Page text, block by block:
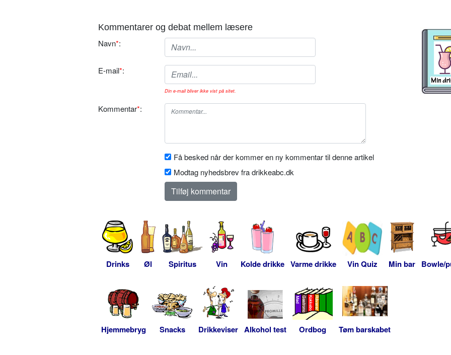
Kommentarer og debat mellem læsere
Navn*:
E-mail*:
Din e-mail bliver ikke vist på sitet.
Kommentar*:
Få besked når der kommer en ny kommentar til denne artikel
Modtag nyhedsbrev fra drikkeabc.dk
Drinks Øl Spiritus Vin Kolde drikke Varme drikke Vin Quiz Min bar Bowle/
Hjemmebryg Snacks Drikkeviser Alkohol test Ordbog Tøm barskabet